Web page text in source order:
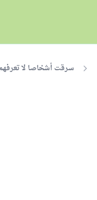
سرقت أشخاصا لا